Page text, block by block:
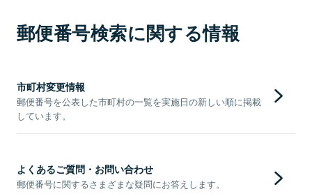
郵便番号検索に関する情報
市町村変更情報
郵便番号を公表した市町村の一覧を実施日の新しい順に掲載
しています。
よくあるご質問・お問い合わせ
郵便番号に関するさまざまな疑問にお答えします。